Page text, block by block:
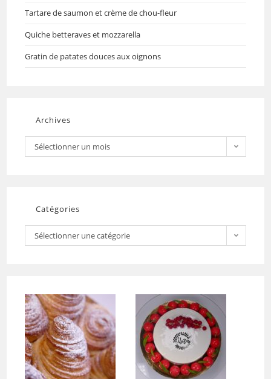
Tartare de saumon et crème de chou-fleur
Quiche betteraves et mozzarella
Gratin de patates douces aux oignons
Archives
Sélectionner un mois
Catégories
Sélectionner une catégorie